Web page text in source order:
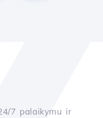
7 palaikymu ir